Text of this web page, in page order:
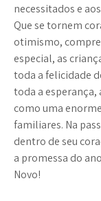
necessitados e
Que se tornem
otimismo,
especial, as
toda a felicidade
toda a esperança,
como uma
familiares. Na
dentro de seu
a promessa do
Novo!